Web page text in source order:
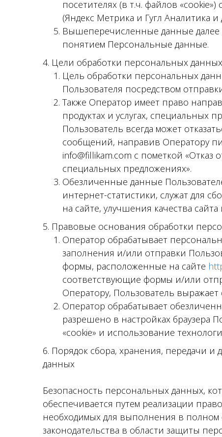
посетителях (в т.ч. файлов
(Яндекс Метрика и Гугл Аналитика и
Вышеперечисленные данные
понятием Персональные данные.
4. Цели обработки персональных данных
Цель обработки персональных
Пользователя посредством
Также Оператор имеет право
продуктах и услугах, специальных
Пользователь всегда может
сообщений, направив Оператору
info@fillikam.com с пометкой «Отказ
специальных предложениях».
Обезличенные данные
интернет-статистики, служат для
на сайте, улучшения качества
5. Правовые основания обработки
Оператор обрабатывает
заполнения и/или отправки
формы, расположенные на сайте
соответствующие формы и/или
Оператору, Пользователь
Оператор обрабатывает
разрешено в настройках браузера
«cookie» и использование
6. Порядок сбора, хранения, передачи
данных
Безопасность персональных данных,
обеспечивается путем реализации
необходимых для выполнения в
законодательства в области защиты